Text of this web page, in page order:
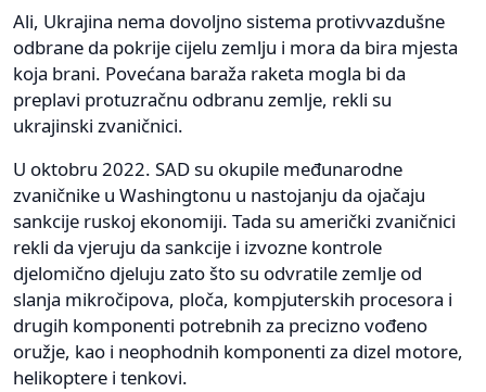
Ali, Ukrajina nema dovoljno sistema protivvazdušne
odbrane da pokrije cijelu zemlju i mora da bira mjesta
koja brani. Povećana baraža raketa mogla bi da
preplavi protuzračnu odbranu zemlje, rekli su
ukrajinski zvaničnici.
U oktobru 2022. SAD su okupile međunarodne
zvaničnike u Washingtonu u nastojanju da ojačaju
sankcije ruskoj ekonomiji. Tada su američki zvaničnici
rekli da vjeruju da sankcije i izvozne kontrole
djelomično djeluju zato što su odvratile zemlje od
slanja mikročipova, ploča, kompjuterskih procesora i
drugih komponenti potrebnih za precizno vođeno
oružje, kao i neophodnih komponenti za dizel motore,
helikoptere i tenkovi.